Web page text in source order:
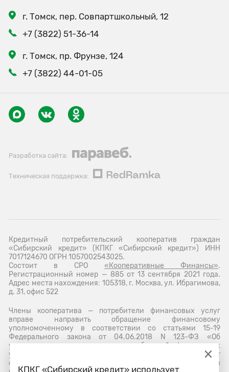
КПКГ «Сибирский кредит» использует
г. Томск, пер. Совпартшкольный, 12
+7 (3822) 51-36-14
г. Томск, пр. Фрунзе, 124
+7 (3822) 44-01-05
Разработка сайта:
Техническая поддержка:
Кредитный потребительский кооператив граждан
«Сибирский кредит» (КПКГ «Сибирский кредит») ИНН
7017124670 ОГРН 1057002543025.
Состоит в СРО «Кооперативные Финансы».
Регистрационный номер — 885 от 13 сентября 2021 года.
Адрес места нахождения: 105318, г. Москва, ул. Ибрагимова,
д. 31, офис 522
Члены кооператива — потребители финансовых услуг
вправе направить обращение финансовому
уполномоченному в соответствии со статьями 15-19
Федерального закона от 04.06.2018 N 123-ФЗ «Об
уполномоченном по правам потребителей финансовых
услуг» в электронной форме через личный кабинет на сайт
финансового уполномоченного
или в